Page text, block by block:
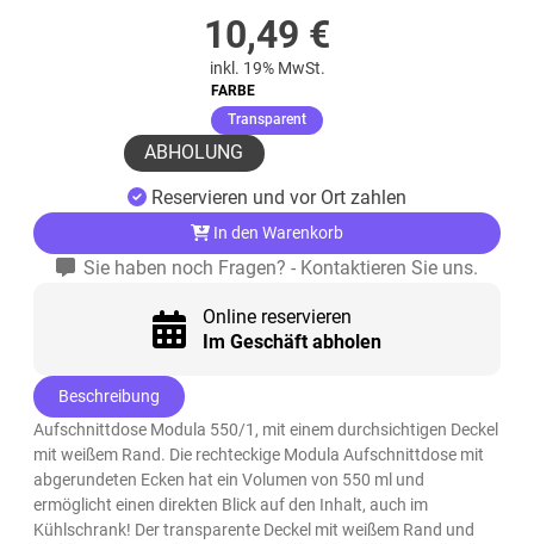
10,49 €
inkl. 19% MwSt.
FARBE
Transparent(ausgewählt)
ABHOLUNG
Reservieren und vor Ort zahlen
In den Warenkorb
Sie haben noch Fragen? - Kontaktieren Sie uns.
Online reservieren
Im Geschäft abholen
Beschreibung
Aufschnittdose Modula 550/1, mit einem durchsichtigen Deckel
mit weißem Rand. Die rechteckige Modula Aufschnittdose mit
abgerundeten Ecken hat ein Volumen von 550 ml und
ermöglicht einen direkten Blick auf den Inhalt, auch im
Kühlschrank! Der transparente Deckel mit weißem Rand und